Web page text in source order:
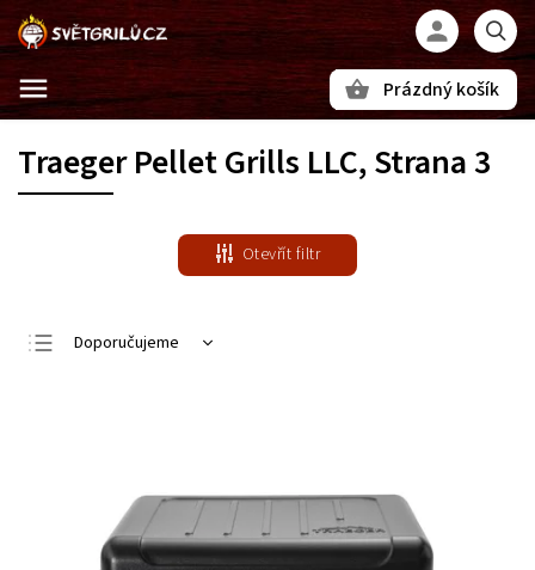
Prázdný košík
Traeger Pellet Grills LLC, Strana 3
Otevřít filtr
Doporučujeme
Abecedně